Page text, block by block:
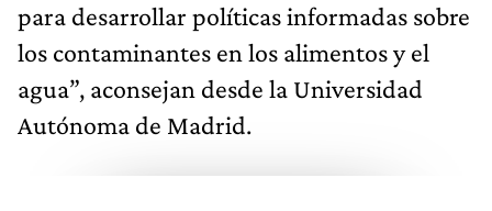
para desarrollar políticas informadas sobre
los contaminantes en los alimentos y el
agua”, aconsejan desde la Universidad
Autónoma de Madrid.